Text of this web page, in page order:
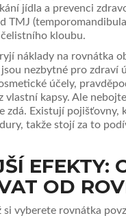
jídla a prevenci
TMJ
kloubu.
náklady na rovnátka
nezbytné pro zdraví
účely,
vlastní kapsy. Ale
zdá. Existují pojišťovny,
takže stojí za to
EFEKTY:
OD
si vyberete rovnátka